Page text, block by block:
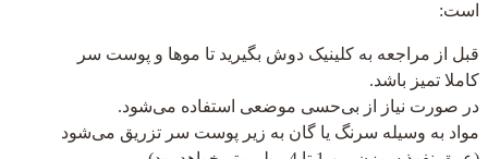
است:
قبل از مراجعه به کلینیک دوش بگیرید تا موها و پوست سر
کاملا تمیز باشد.
در صورت نیاز از بی‌حسی موضعی استفاده می‌شود.
مواد به وسیله سرنگ یا گان به زیر پوست سر تزریق می‌شود